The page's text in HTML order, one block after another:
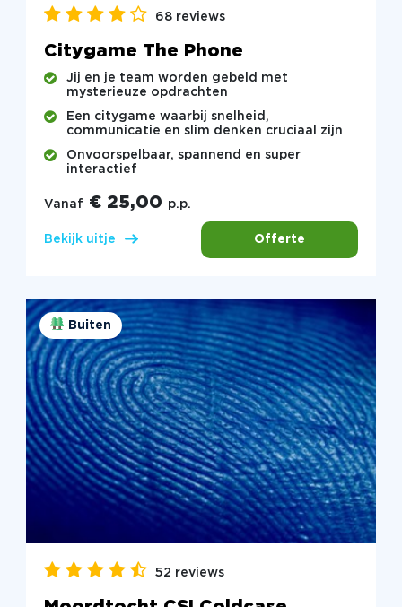
68 reviews
Citygame The Phone
Jij en je team worden gebeld met
mysterieuze opdrachten
Een citygame waarbij snelheid,
communicatie en slim denken cruciaal zijn
Onvoorspelbaar, spannend en super
interactief
Vanaf € 25,00 p.p.
Bekijk uitje Offerte
Buiten
52 reviews